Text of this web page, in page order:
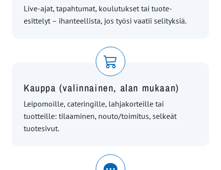
Live-ajat, tapahtumat, koulutukset tai tuote-
esittelyt – ihanteellista, jos työsi vaatii selityksiä.
Kauppa (valinnainen, alan mukaan)
Leipomoille, cateringille, lahjakorteille tai
tuotteille: tilaaminen, nouto/toimitus, selkeät
tuotesivut.